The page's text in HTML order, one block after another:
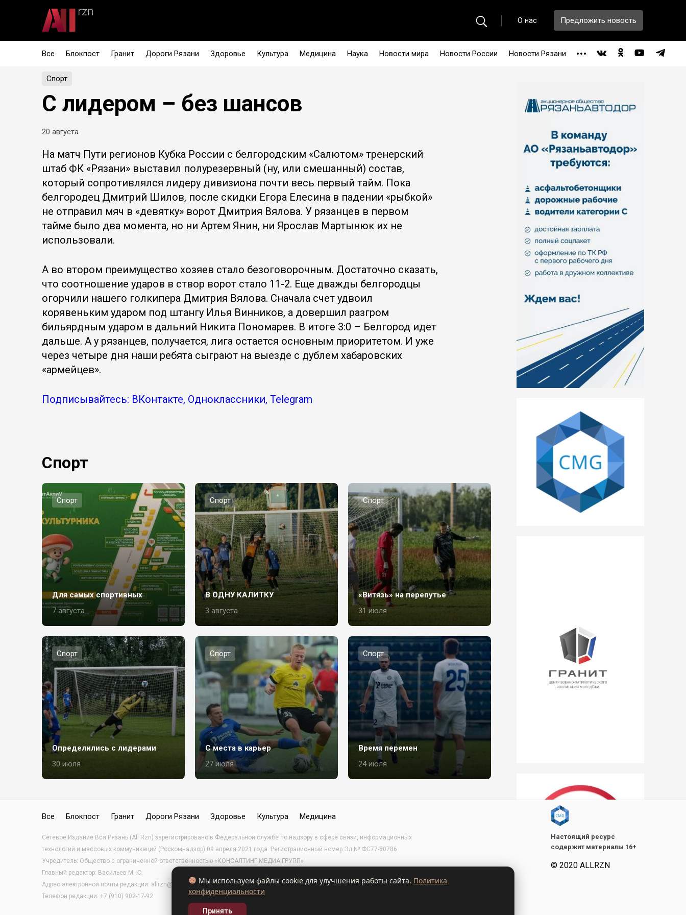
Мы используем файлы cookie для улучшения работы сайта. Политика
конфиденциальности
Принять
О нас Предложить новость
Все Блокпост Гранит Дороги Рязани Здоровье Культура Медицина Наука Новости мира Новости России Новости Рязани
Спорт
С лидером – без шансов
20 августа
На матч Пути регионов Кубка России с белгородским «Салютом» тренерский
штаб ФК «Рязани» выставил полурезервный (ну, или смешанный) состав,
который сопротивлялся лидеру дивизиона почти весь первый тайм. Пока
белгородец Дмитрий Шилов, после скидки Егора Елесина в падении «рыбкой»
не отправил мяч в «девятку» ворот Дмитрия Вялова. У рязанцев в первом
тайме было два момента, но ни Артем Янин, ни Ярослав Мартынюк их не
использовали.
А во втором преимущество хозяев стало безоговорочным. Достаточно сказать,
что соотношение ударов в створ ворот стало 11-2. Еще дважды белгородцы
огорчили нашего голкипера Дмитрия Вялова. Сначала счет удвоил
корявеньким ударом под штангу Илья Винников, а довершил разгром
бильярдным ударом в дальний Никита Пономарев. В итоге 3:0 – Белгород идет
дальше. А у рязанцев, получается, лига остается основным приоритетом. И уже
через четыре дня наши ребята сыграют на выезде с дублем хабаровских
«армейцев».
Подписывайтесь: ВКонтакте, Одноклассники, Telegram
Спорт
Спорт
Для самых спортивных
7 августа
Спорт
В ОДНУ КАЛИТКУ
3 августа
Спорт
«Витязь» на перепутье
31 июля
Спорт
Определились с лидерами
30 июля
Спорт
С места в карьер
27 июля
Спорт
Время перемен
24 июля
Все Блокпост Гранит Дороги Рязани Здоровье Культура Медицина
Сетевое Издание Вся Рязань (All Rzn) зарегистрировано в Федеральной службе по надзору в сфере связи, информационных
технологий и массовых коммуникаций (Роскомнадзор) 09 апреля 2021 года. Регистрационный номер Эл № ФС77-80786
Учредитель: Общество с ограниченной ответственностью «КОНСАЛТИНГ МЕДИА ГРУПП»
Главный редактор: Васильев М. Ю.
Адрес электронной почты редакции: allrzn@yandex.ru
Телефон редакции: +7 (910) 902-17-92
Настоящий ресурс
содержит материалы 16+
© 2020 ALLRZN